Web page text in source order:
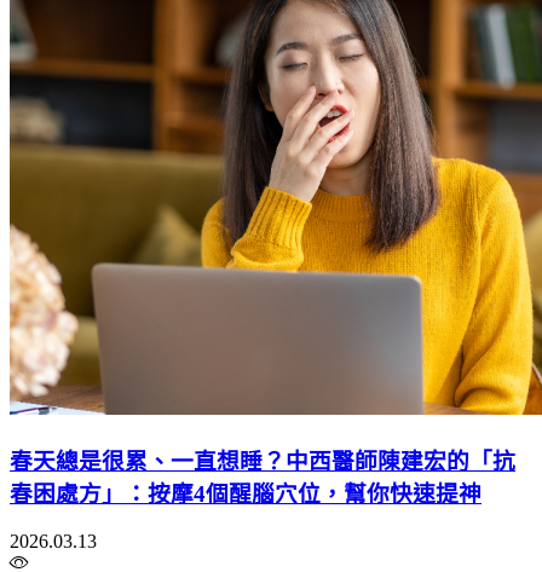
春天總是很累、一直想睡？中西醫師陳建宏的「抗
春困處方」：按摩4個醒腦穴位，幫你快速提神
2026.03.13